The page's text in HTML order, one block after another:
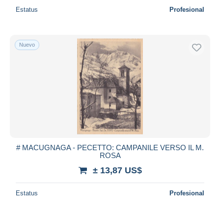
Estatus Profesional
Nuevo
# MACUGNAGA - PECETTO: CAMPANILE VERSO IL M.
ROSA
± 13,87 US$
Estatus Profesional